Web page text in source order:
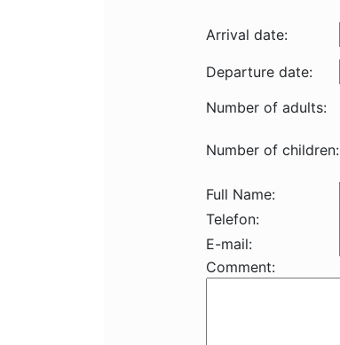
Arrival date:
Departure date:
Number of adults:
Number of children:
Full Name:
Telefon:
E-mail:
Comment: